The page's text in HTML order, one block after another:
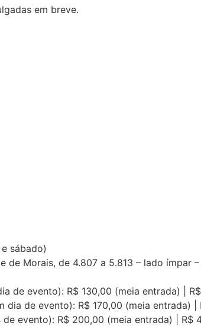
em breve.
sábado)
de Morais, de 4.807 a 5.813 – lado ímpar
de evento): R$ 130,00 (meia entrada) |
dia de evento): R$ 170,00 (meia entrada) |
evento): R$ 200,00 (meia entrada) | R$